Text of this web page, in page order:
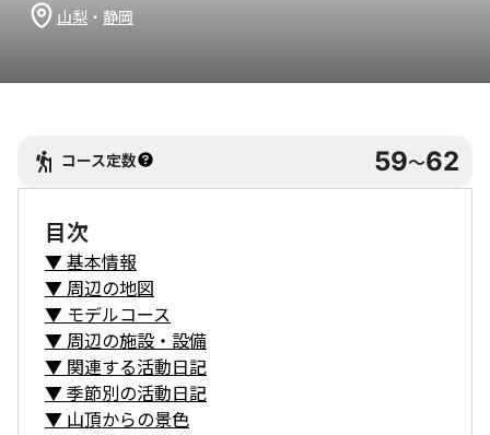
山梨 ・ 静岡
コース定数 59〜62
目次
▼基本情報
▼ 周辺の地図
▼ モデルコース
▼ 周辺の施設・設備
▼ 関連する活動日記
▼季節別の活動日記
▼ 山頂からの景色